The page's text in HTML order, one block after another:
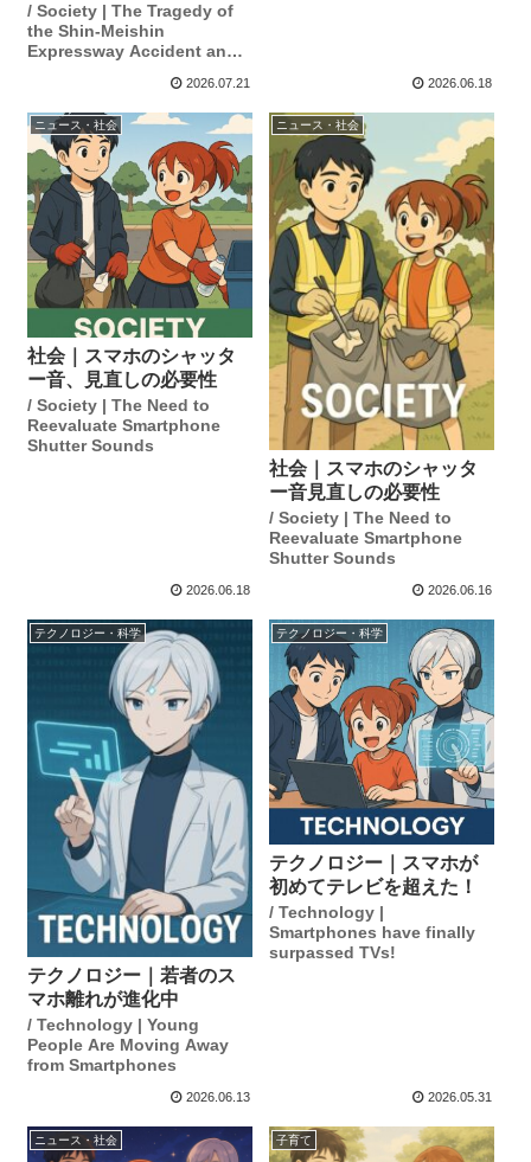
/ Society | The Tragedy of
the Shin-Meishin
Expressway Accident and
2026.07.21 2026.06.18
ニュース・社会
社会｜スマホのシャッタ
ー音、見直しの必要性
/ Society | The Need to
Reevaluate Smartphone
Shutter Sounds
2026.06.18
ニュース・社会
社会｜スマホのシャッタ
ー音見直しの必要性
/ Society | The Need to
Reevaluate Smartphone
Shutter Sounds
2026.06.16
テクノロジー・科学
テクノロジー｜若者のス
マホ離れが進化中
/ Technology | Young
People Are Moving Away
from Smartphones
2026.06.13
テクノロジー・科学
テクノロジー｜スマホが
初めてテレビを超えた！
/ Technology |
Smartphones have finally
surpassed TVs!
2026.05.31
ニュース・社会 子育て